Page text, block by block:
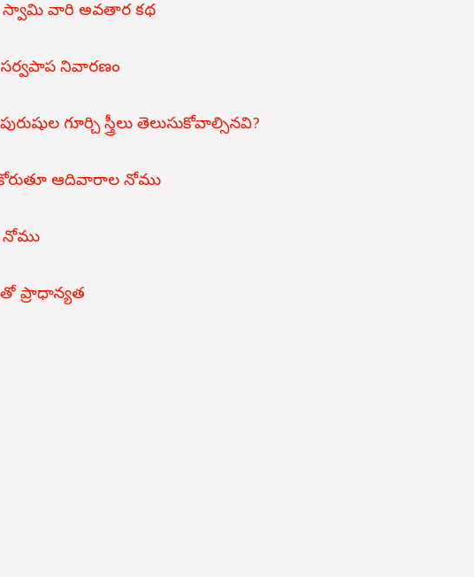
వారి అవతార కథ
నివారణం
పురుషుల గూర్చి స్త్రీలు తెలుసుకోవాల్సినవి?
కోరుతూ ఆదివారాల నోము
నోము
ప్రాధాన్యత